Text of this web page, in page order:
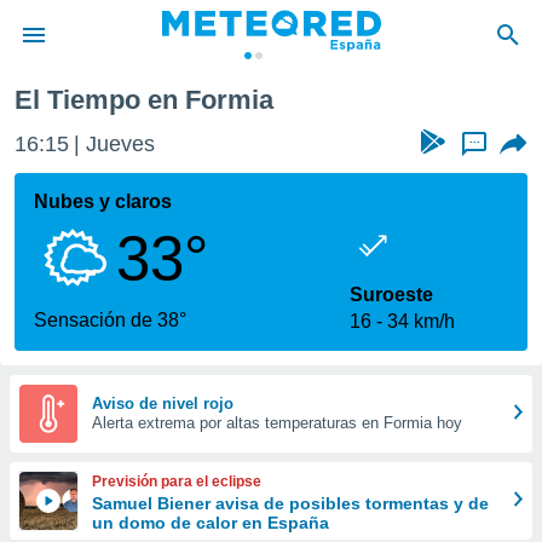
de
por
que se
calidad.
a este
las
y
forma
digital
basada
El Tiempo en Formia
16:15 Jueves ...
Nubes y claros
33°
Sensación de 38°
Suroeste
16
34 km/h
Aviso de nivel rojo
Alerta extrema por altas temperaturas en Formia hoy
Previsión para el eclipse
Samuel Biener avisa de posibles tormentas y de
un domo de calor en España